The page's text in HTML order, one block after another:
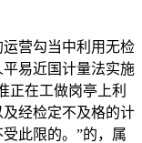
营勾当中利用无检
易近国计量法实施
正在工做岗亭上利
经检定不及格的计
此限的。”的，属